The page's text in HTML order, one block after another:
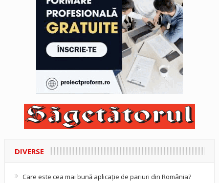
DIVERSE
Care este cea mai bună aplicație de pariuri din România?